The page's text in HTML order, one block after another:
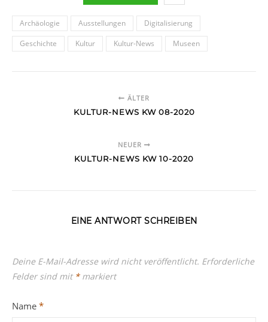
Archäologie Ausstellungen
Digitalisierung
Geschichte
Kultur Kultur-News Museen
ÄLTER
KULTUR-NEWS KW 08-2020
NEUER
KULTUR-NEWS KW 10-2020
EINE ANTWORT SCHREIBEN
Deine E-Mail-Adresse wird nicht veröffentlicht. Erforderliche
Felder sind mit *markiert
Name *